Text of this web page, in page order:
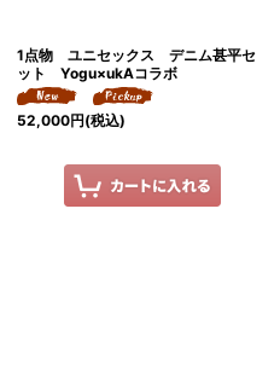
1点物 ユニセックス デニム甚平セ
ット Yogu×ukAコラボ
52,000円(税込)